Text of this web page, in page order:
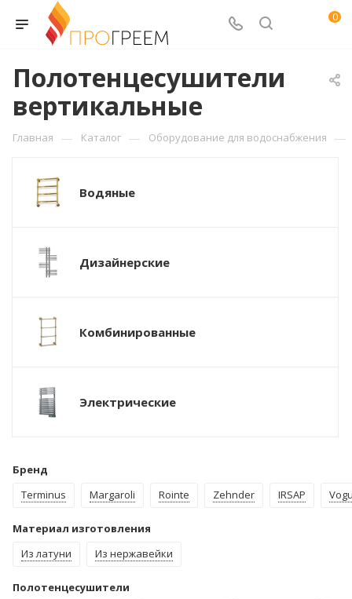
0
Полотенцесушители
вертикальные
Главная — Каталог — Оборудование для водоснабжения —
Водяные
Дизайнерские
Комбинированные
Электрические
Бренд
Terminus
Margaroli Rointe Zehnder IRSAP
Материал изготовления
Из латуни
Из нержавейки
Полотенцесушители